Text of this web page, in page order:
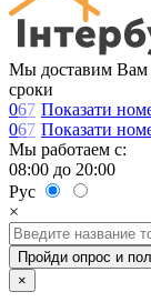
Мы доставим Вам
сроки
067 Показати
067 Показати
Мы работаем с:
08:00 до 20:00
Рус
×
Пройди опрос и
×